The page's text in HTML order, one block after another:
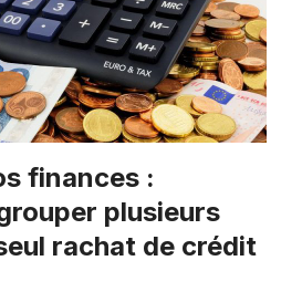
finances :
plusieurs
rachat de crédit